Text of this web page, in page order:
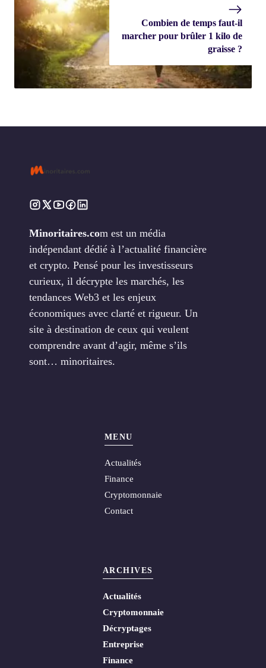
Combien de temps faut-il
marcher pour brûler 1 kilo de
graisse ?
Minoritaires.com est un média
indépendant dédié à l’actualité financière
et crypto. Pensé pour les investisseurs
curieux, il décrypte les marchés, les
tendances Web3 et les enjeux
économiques avec clarté et rigueur. Un
site à destination de ceux qui veulent
comprendre avant d’agir, même s’ils
sont… minoritaires.
MENU
Actualités
Finance
Cryptomonnaie
Contact
ARCHIVES
Actualités
Cryptomonnaie
Décryptages
Entreprise
Finance